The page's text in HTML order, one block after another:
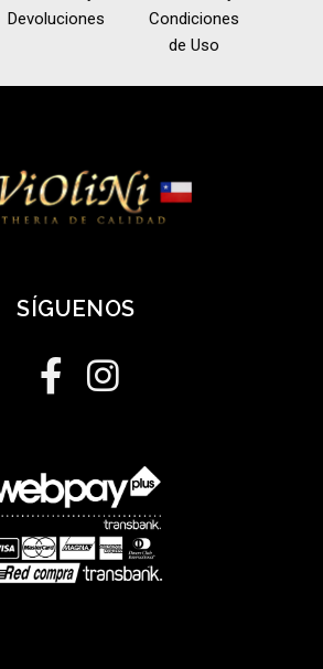
Devoluciones
Condiciones
de Uso
SÍGUENOS